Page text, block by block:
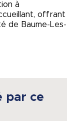
à
offrant
de Baume-Les-
par ce